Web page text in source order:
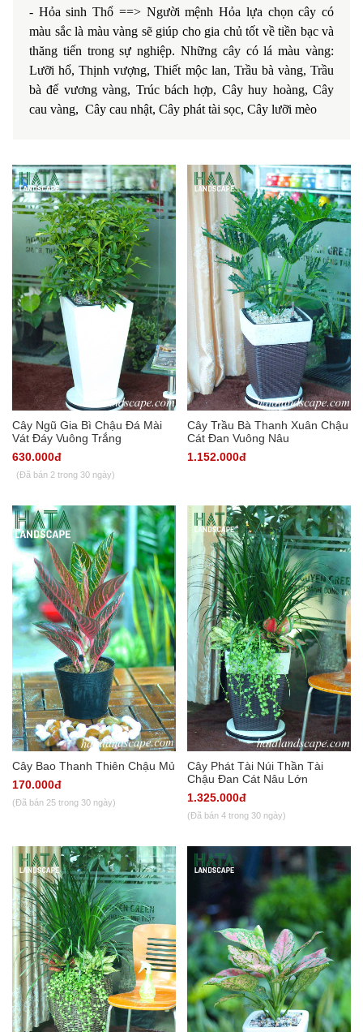
- Hỏa sinh Thổ ==> Người mệnh Hỏa lựa chọn cây có
màu sắc là màu vàng sẽ giúp cho gia chủ tốt về tiền bạc và
thăng tiến trong sự nghiệp. Những cây có lá màu vàng:
Lưỡi hổ, Thịnh vượng, Thiết mộc lan, Trầu bà vàng, Trầu
bà đế vương vàng, Trúc bách hợp, Cây huy hoàng, Cây
cau vàng, Cây cau nhật, Cây phát tài sọc, Cây lưỡi mèo
Cây Ngũ Gia Bì Chậu Đá Mài
Vát Đáy Vuông Trắng
630.000đ
(Đã bán 2 trong 30 ngày)
Cây Trầu Bà Thanh Xuân Chậu
Cát Đan Vuông Nâu
1.152.000đ
Cây Bao Thanh Thiên Chậu Mủ
170.000đ
(Đã bán 25 trong 30 ngày)
Cây Phát Tài Núi Thần Tài
Chậu Đan Cát Nâu Lớn
1.325.000đ
(Đã bán 4 trong 30 ngày)